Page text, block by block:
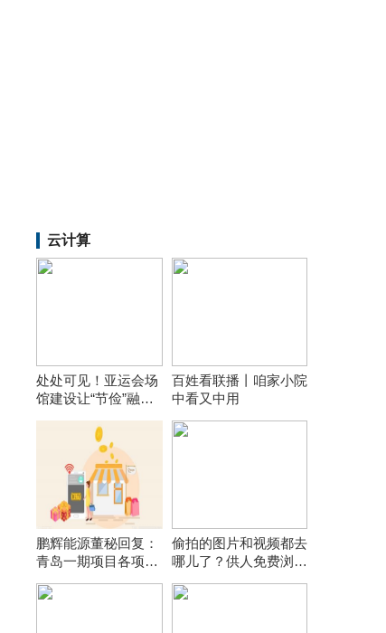
云计算
处处可见！亚运会场
馆建设让“节俭”融入
百姓看联播丨咱家小院
中看又中用
鹏辉能源董秘回复：
青岛一期项目各项前
进，计划年内开工建
偷拍的图片和视频都去
哪儿了？供人免费浏览